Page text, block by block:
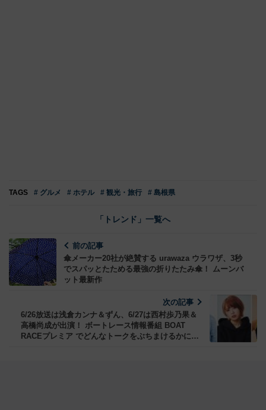
TAGS # グルメ # ホテル # 観光・旅行 # 島根県
「トレンド」一覧へ
前の記事
傘メーカー20社が絶賛する urawaza ウラワザ、3秒
でスパッとたためる最強の折りたたみ傘！ ムーンバ
ット最新作
次の記事
6/26放送は浅倉カンナ＆ずん、6/27は西村歩乃果＆
高橋尚成が出演！ ボートレース情報番組 BOAT
RACEプレミア でどんなトークをぶちまけるかに注